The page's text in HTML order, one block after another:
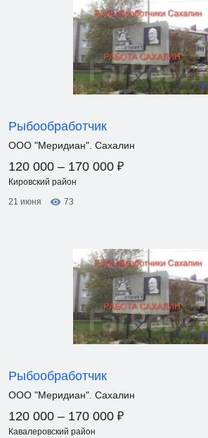
Рыбообработчик
ООО "Меридиан". Сахалин
120 000 – 170 000 ₽
Кировский район
21 июня
73
Рыбообработчик
ООО "Меридиан". Сахалин
120 000 – 170 000 ₽
Кавалеровский район